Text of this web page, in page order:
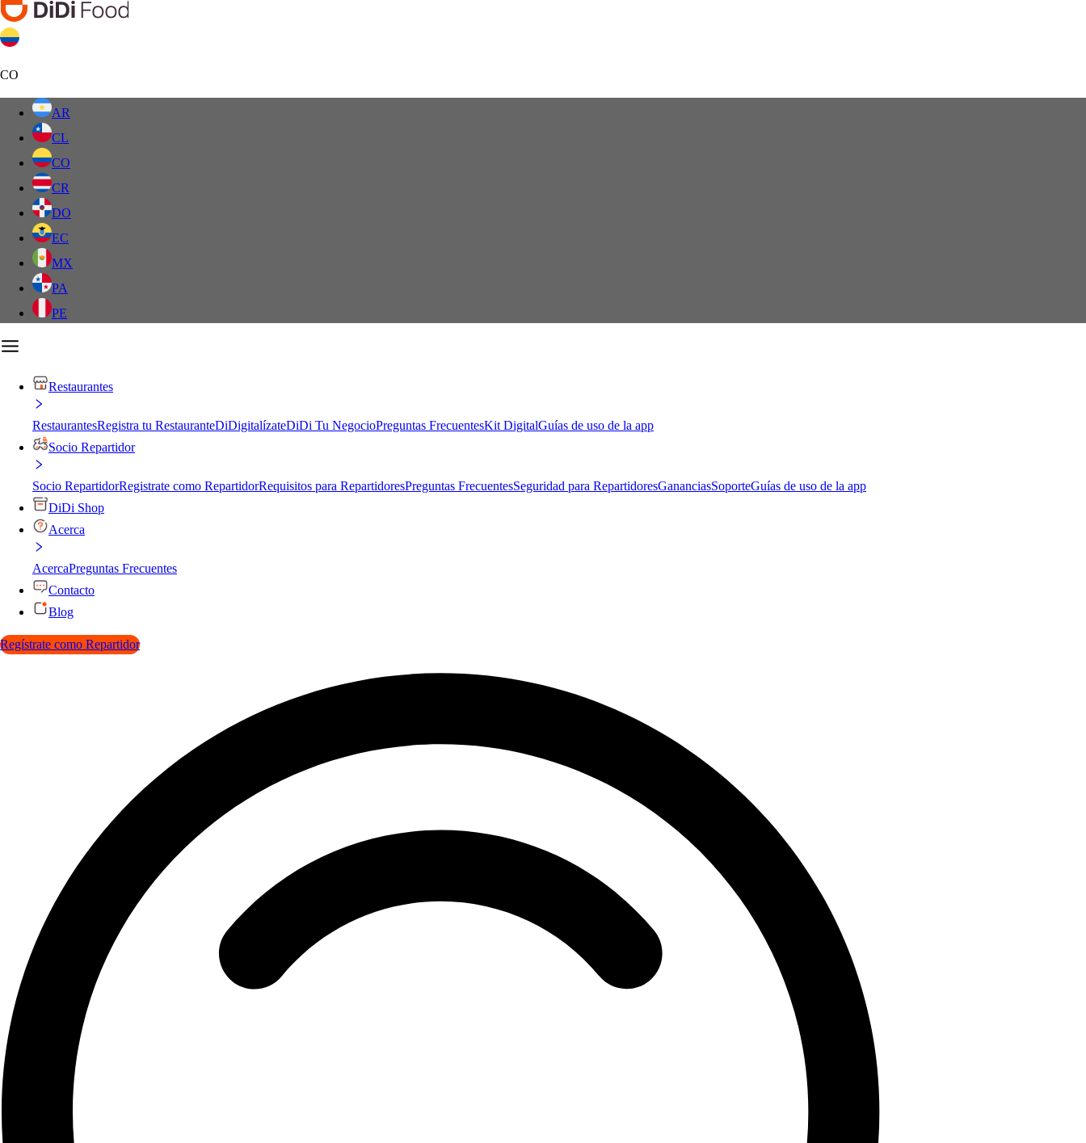
CO
AR
CL
CO
CR
DO
EC
MX
PA
PE
Restaurantes
RestaurantesRegistra tu RestauranteDiDigitalízateDiDi Tu NegocioPreguntas FrecuentesKit DigitalGuías de uso de la app
Socio Repartidor
Socio RepartidorRegistrate como RepartidorRequisitos para RepartidoresPreguntas FrecuentesSeguridad para RepartidoresGananciasSoporteGuías de uso de la app
DiDi Shop
Acerca
AcercaPreguntas Frecuentes
Contacto
Blog
Regístrate como Repartidor